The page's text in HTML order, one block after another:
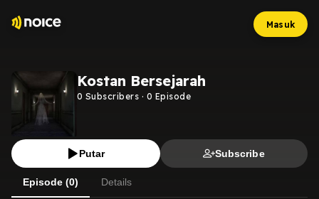
Masuk
Kostan Bersejarah
0 Subscribers · 0 Episode
Putar Subscribe
Episode (0) Details